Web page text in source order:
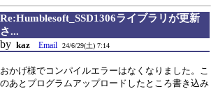
Re:Humblesoft_SSD1306ライブラリが更新
さ...
by kaz Email 24/6/29(土) 7:14
おかげ様でコンパイルエラーはなくなりました。こ
のあとプログラムアップロードしたところ書き込み